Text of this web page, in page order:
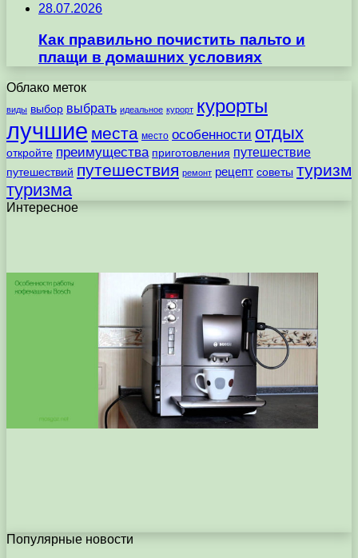
28.07.2026
Как правильно почистить пальто и
плащи в домашних условиях
Облако меток
виды выбор выбрать идеальное курорт курорты
лучшие места место особенности отдых
откройте преимущества приготовления путешествие
путешествий путешествия ремонт рецепт советы туризм
туризма
Интересное
Популярные новости